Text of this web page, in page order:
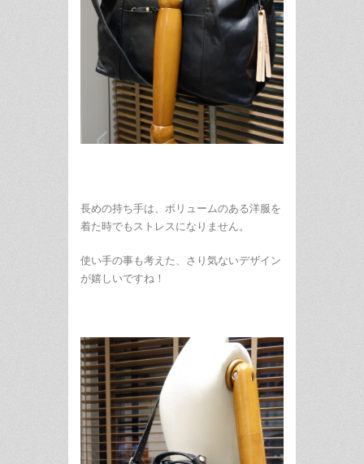
長めの持ち手は、ボリュームのある洋服を
着た時でもストレスになりません。
使い手の事も考えた、さり気ないデザイン
が嬉しいですね！